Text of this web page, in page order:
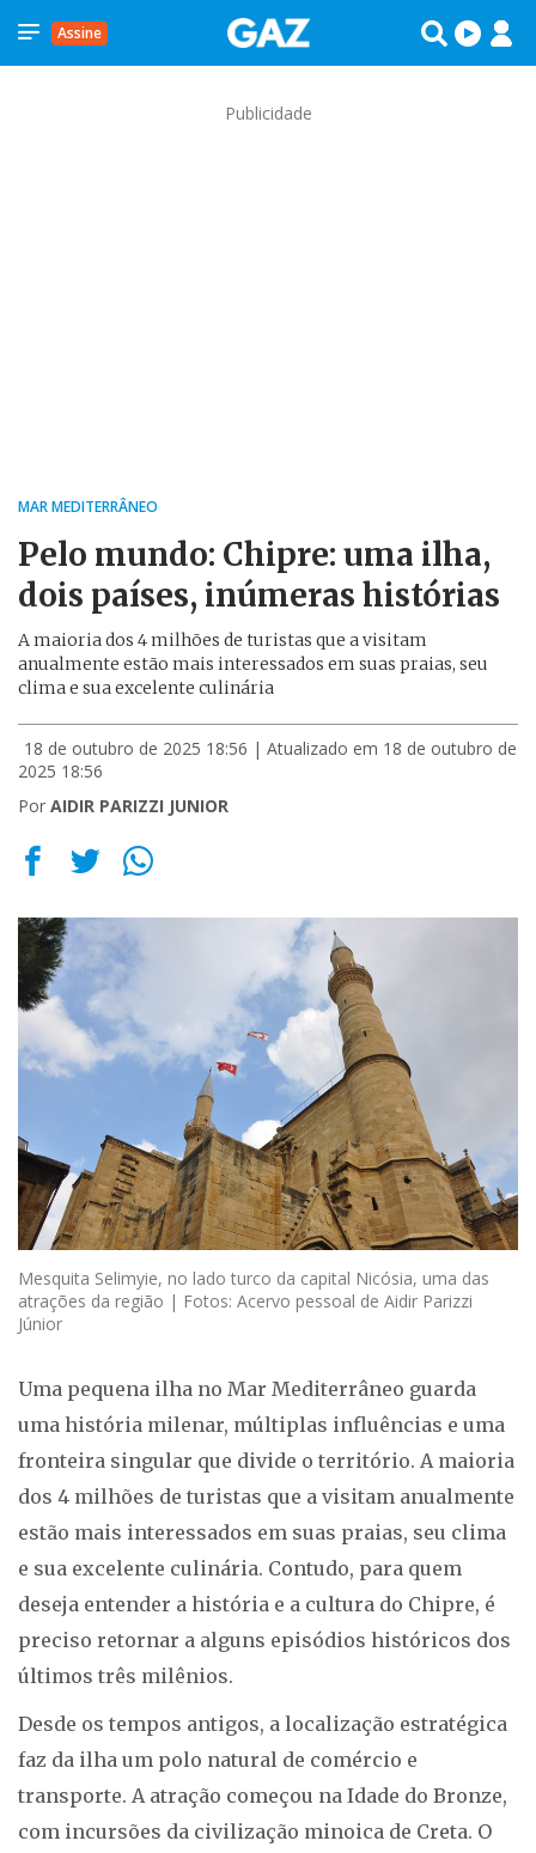
Assine
Publicidade
MAR MEDITERRÂNEO
Pelo mundo: Chipre: uma ilha,
dois países, inúmeras histórias
A maioria dos 4 milhões de turistas que a visitam
anualmente estão mais interessados em suas praias, seu
clima e sua excelente culinária
18 de outubro de 2025 18:56 | Atualizado em 18 de outubro de
2025 18:56
Por AIDIR PARIZZI JUNIOR
Mesquita Selimyie, no lado turco da capital Nicósia, uma das
atrações da região | Fotos: Acervo pessoal de Aidir Parizzi
Júnior
Uma pequena ilha no Mar Mediterrâneo guarda
uma história milenar, múltiplas influências e uma
fronteira singular que divide o território. A maioria
dos 4 milhões de turistas que a visitam anualmente
estão mais interessados em suas praias, seu clima
e sua excelente culinária. Contudo, para quem
deseja entender a história e a cultura do Chipre, é
preciso retornar a alguns episódios históricos dos
últimos três milênios.
Desde os tempos antigos, a localização estratégica
faz da ilha um polo natural de comércio e
transporte. A atração começou na Idade do Bronze,
com incursões da civilização minoica de Creta. O